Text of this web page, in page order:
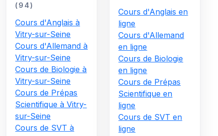
(94)
Cours d'Anglais à
Vitry-sur-Seine
Cours d'Allemand à
Vitry-sur-Seine
Cours de Biologie à
Vitry-sur-Seine
Cours de Prépas
Scientifique à Vitry-
sur-Seine
Cours de SVT à
Cours d'Anglais en
ligne
Cours d'Allemand
en ligne
Cours de Biologie
en ligne
Cours de Prépas
Scientifique en
ligne
Cours de SVT en
ligne